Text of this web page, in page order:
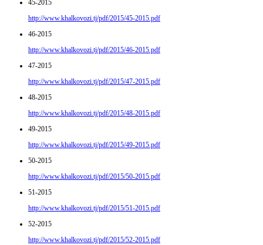
45-2015
http://www.khalkovozi.tj/pdf/2015/45-2015.pdf
46-2015
http://www.khalkovozi.tj/pdf/2015/46-2015.pdf
47-2015
http://www.khalkovozi.tj/pdf/2015/47-2015.pdf
48-2015
http://www.khalkovozi.tj/pdf/2015/48-2015.pdf
49-2015
http://www.khalkovozi.tj/pdf/2015/49-2015.pdf
50-2015
http://www.khalkovozi.tj/pdf/2015/50-2015.pdf
51-2015
http://www.khalkovozi.tj/pdf/2015/51-2015.pdf
52-2015
http://www.khalkovozi.tj/pdf/2015/52-2015.pdf